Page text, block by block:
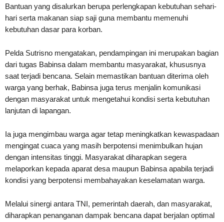
Bantuan yang disalurkan berupa perlengkapan kebutuhan sehari-
hari serta makanan siap saji guna membantu memenuhi
kebutuhan dasar para korban.
Pelda Sutrisno mengatakan, pendampingan ini merupakan bagian
dari tugas Babinsa dalam membantu masyarakat, khususnya
saat terjadi bencana. Selain memastikan bantuan diterima oleh
warga yang berhak, Babinsa juga terus menjalin komunikasi
dengan masyarakat untuk mengetahui kondisi serta kebutuhan
lanjutan di lapangan.
Ia juga mengimbau warga agar tetap meningkatkan kewaspadaan
mengingat cuaca yang masih berpotensi menimbulkan hujan
dengan intensitas tinggi. Masyarakat diharapkan segera
melaporkan kepada aparat desa maupun Babinsa apabila terjadi
kondisi yang berpotensi membahayakan keselamatan warga.
Melalui sinergi antara TNI, pemerintah daerah, dan masyarakat,
diharapkan penanganan dampak bencana dapat berjalan optimal